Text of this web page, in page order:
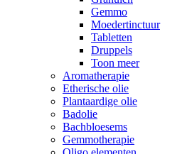
Gemmo
Moedertinctuur
Tabletten
Druppels
Toon meer
Aromatherapie
Etherische olie
Plantaardige olie
Badolie
Bachbloesems
Gemmotherapie